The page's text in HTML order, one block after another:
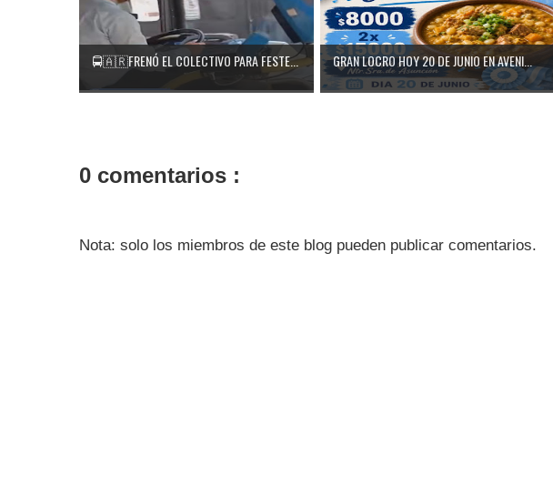
🚍🇦🇷FRENÓ EL COLECTIVO PARA FESTE... GRAN LOCRO HOY 20 DE JUNIO EN AVENI...
0 comentarios :
Nota: solo los miembros de este blog pueden publicar comentarios.